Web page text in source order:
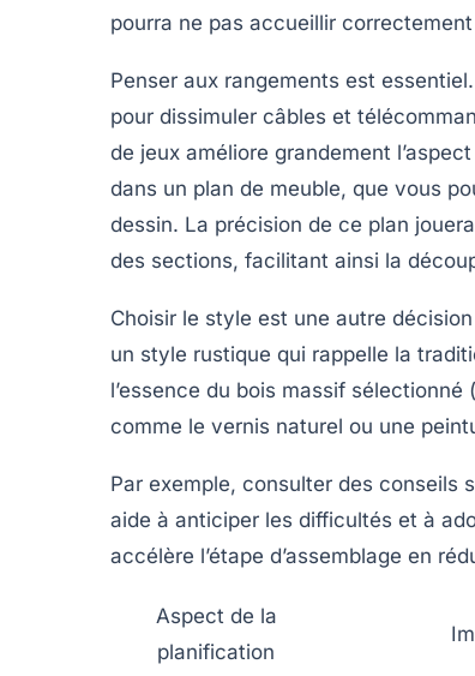
pourra ne pas accueillir
Penser aux rangements est
pour dissimuler câbles et
de jeux améliore grandement
dans un plan de meuble, que vous
dessin. La précision de ce plan
des sections, facilitant ainsi la
Choisir le style est une autre
un style rustique qui rappelle la
l’essence du bois massif sélectionné
comme le vernis naturel ou une
Par exemple, consulter des conseils
aide à anticiper les difficultés et à
accélère l’étape d’assemblage en
Aspect de la
planification